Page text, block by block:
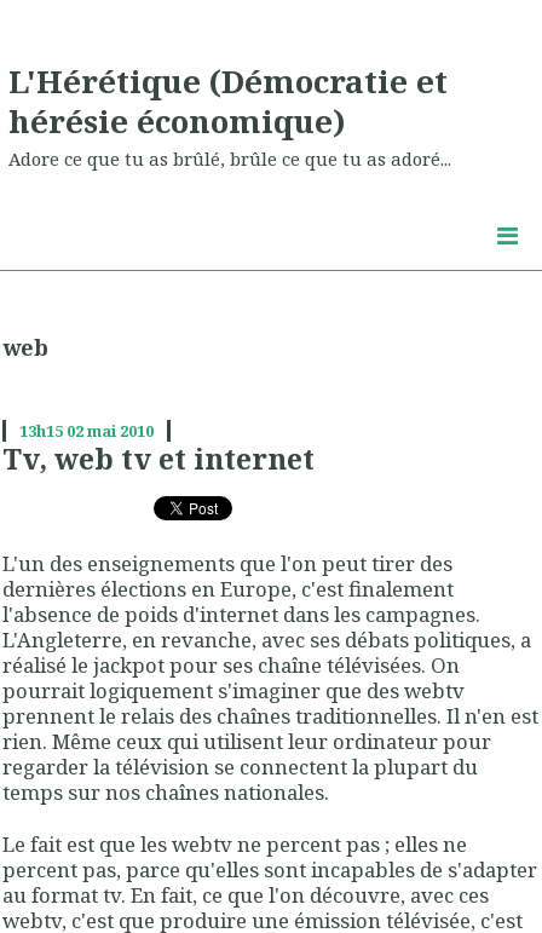
L'Hérétique (Démocratie et
hérésie économique)
Adore ce que tu as brûlé, brûle ce que tu as adoré...
web
13h15 02mai 2010
Tv, web tv et internet
L'un des enseignements que l'on peut tirer des
dernières élections en Europe, c'est finalement
l'absence de poids d'internet dans les campagnes.
L'Angleterre, en revanche, avec ses débats politiques, a
réalisé le jackpot pour ses chaîne télévisées. On
pourrait logiquement s'imaginer que des webtv
prennent le relais des chaînes traditionnelles. Il n'en est
rien. Même ceux qui utilisent leur ordinateur pour
regarder la télévision se connectent la plupart du
temps sur nos chaînes nationales.
Le fait est que les webtv ne percent pas ; elles ne
percent pas, parce qu'elles sont incapables de s'adapter
au format tv. En fait, ce que l'on découvre, avec ces
webtv, c'est que produire une émission télévisée, c'est